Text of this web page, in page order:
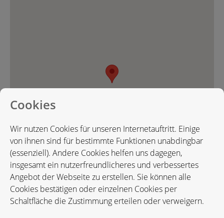
Karte in Google Maps öffnen
Cookies
Wir nutzen Cookies für unseren Internetauftritt. Einige
von ihnen sind für bestimmte Funktionen unabdingbar
(essenziell). Andere Cookies helfen uns dagegen,
insgesamt ein nutzerfreundlicheres und verbessertes
Angebot der Webseite zu erstellen. Sie können alle
Cookies bestätigen oder einzelnen Cookies per
Schaltfläche die Zustimmung erteilen oder verweigern.